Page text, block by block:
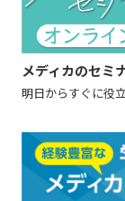
メディカのセミ
明日からすぐに役